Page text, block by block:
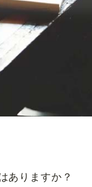
ありますか？